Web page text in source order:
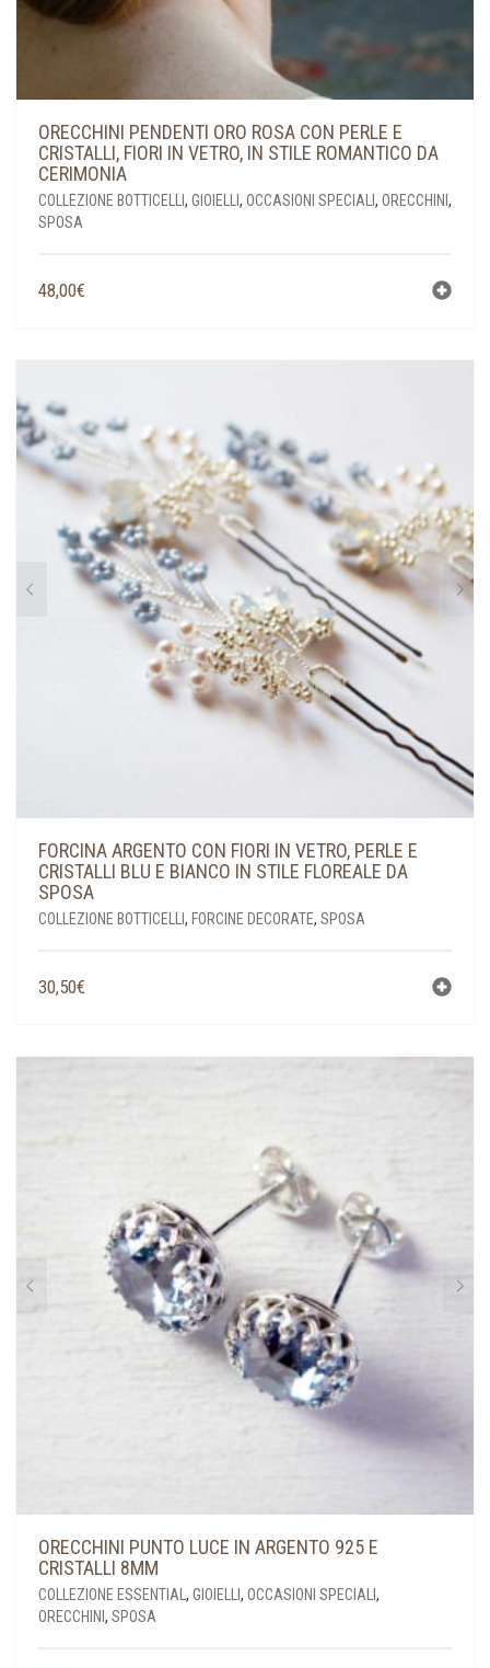
ORECCHINI PENDENTI ORO ROSA CON PERLE E
CRISTALLI, FIORI IN VETRO, IN STILE ROMANTICO DA
CERIMONIA
COLLEZIONE BOTTICELLI , GIOIELLI , OCCASIONI SPECIALI , ORECCHINI ,
SPOSA
48,00€
FORCINA ARGENTO CON FIORI IN VETRO, PERLE E
CRISTALLI BLU E BIANCO IN STILE FLOREALE DA
SPOSA
COLLEZIONE BOTTICELLI , FORCINE DECORATE, SPOSA
30,50€
ORECCHINI PUNTO LUCE IN ARGENTO 925 E
CRISTALLI 8MM
COLLEZIONE ESSENTIAL , GIOIELLI , OCCASIONI SPECIALI ,
ORECCHINI , SPOSA